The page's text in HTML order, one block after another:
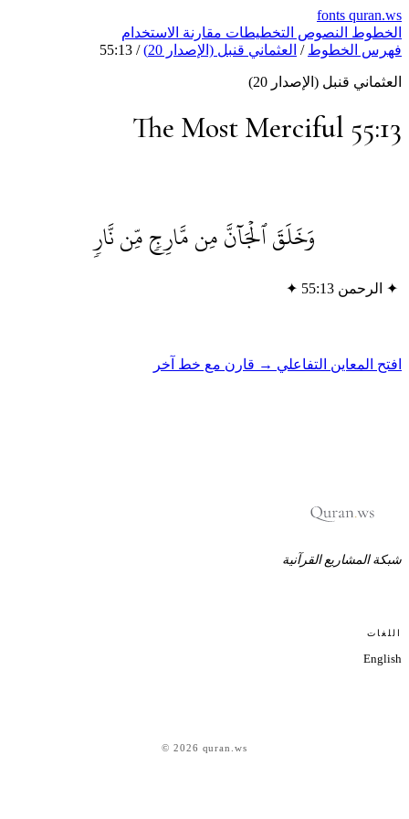
fonts
النصوص التخطيطاتمقارنةالاستخدام
الخطوط / العثماني قنبل (الإصدار 20) /
55:13
قنبل (الإصدار 20)
The Most Merciful
وَخَلَقَ ٱلۡجَآنَّ مِن مَّارِجٖ مِّن نَّارٖ
الرحمن 55:13 ✦
المعاين التفاعلي →قارن مع خط آخر
المشاريع القرآنية
© 2026 quran.ws